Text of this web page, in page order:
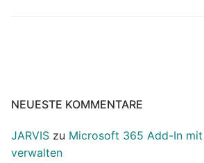
NEUESTE KOMMENTARE
JARVIS zu Microsoft 365 Add-In mit
verwalten